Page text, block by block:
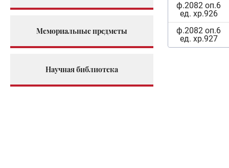
Мемориальные предметы
Научная библиотека
ф.2082 оп.6
ед. хр.926
ф.2082 оп.6
ед. хр.927